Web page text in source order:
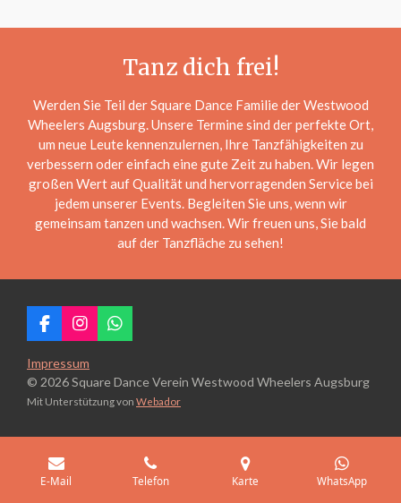
Tanz dich frei!
Werden Sie Teil der Square Dance Familie der Westwood
Wheelers Augsburg. Unsere Termine sind der perfekte Ort,
um neue Leute kennenzulernen, Ihre Tanzfähigkeiten zu
verbessern oder einfach eine gute Zeit zu haben. Wir legen
großen Wert auf Qualität und hervorragenden Service bei
jedem unserer Events. Begleiten Sie uns, wenn wir
gemeinsam tanzen und wachsen. Wir freuen uns, Sie bald
auf der Tanzfläche zu sehen!
F
a
c
e
b
o
I
n
s
t
a
g
W
h
t
A
Impressum
© 2026 Square Dance Verein Westwood Wheelers Augsburg
Mit Unterstützung von Webador
E-Mail Telefon Karte WhatsApp